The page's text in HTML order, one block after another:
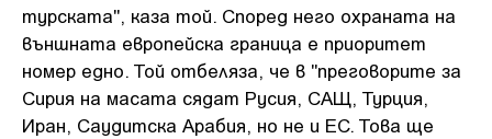
турската", каза той. Според него охраната на
външната европейска граница е приоритет
номер едно. Той отбеляза, че в "преговорите за
Сирия на масата сядат Русия, САЩ, Турция,
Иран, Саудитска Арабия, но не и ЕС. Това ще